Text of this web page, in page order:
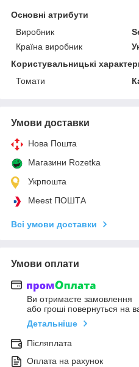
Основні атрибути
Виробник
Країна виробник
Користувальницькі
Томати
Умови доставки
Нова Пошта
Магазини Rozetka
Укрпошта
Meest ПОШТА
Всі умови доставки
Умови оплати
Ви отримаєте замовлення
або гроші повернуться на
Детальніше
Післяплата
Оплата на рахунок